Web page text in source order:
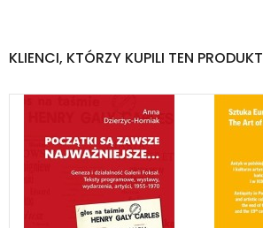
KLIENCI, KTÓRZY KUPILI TEN PRODUKT